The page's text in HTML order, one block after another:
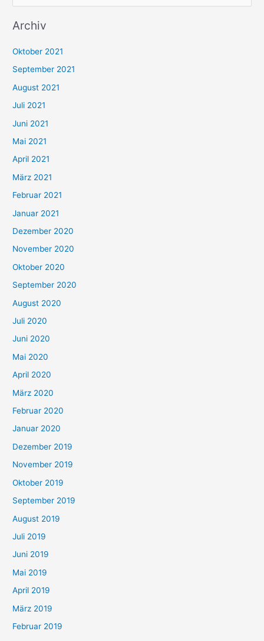
c
n
n
a
c
h
:
Archiv
Oktober 2021
September 2021
August 2021
Juli 2021
Juni 2021
Mai 2021
April 2021
März 2021
Februar 2021
Januar 2021
Dezember 2020
November 2020
Oktober 2020
September 2020
August 2020
Juli 2020
Juni 2020
Mai 2020
April 2020
März 2020
Februar 2020
Januar 2020
Dezember 2019
November 2019
Oktober 2019
September 2019
August 2019
Juli 2019
Juni 2019
Mai 2019
April 2019
März 2019
Februar 2019